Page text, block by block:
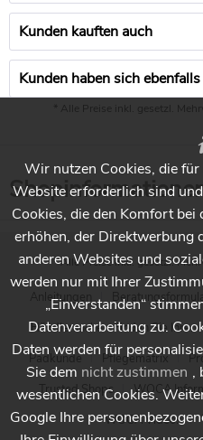
Kunden kauften auch
Kunden haben sich
* Alle Preise inkl. gesetzl.
Shopinformationen
* Alle Preise inkl. gesetzl.
Anleitungen Beratungsformular
Händlersuche - Finden Sie
Padkunde
Pflegematrix
Trusted Shops
WOCA
WOCA Videos
Wir nutzen Cookies, die
Website erforderlich sind
Cookies, die den Komfort
erhöhen, der Direktwerbung
anderen Websites und
werden nur mit Ihrer
„Einverstanden“
Datenverarbeitung zu.
Daten werden für
Sie dem nicht zustimmen ,
wesentlichen Cookies.
Google Ihre